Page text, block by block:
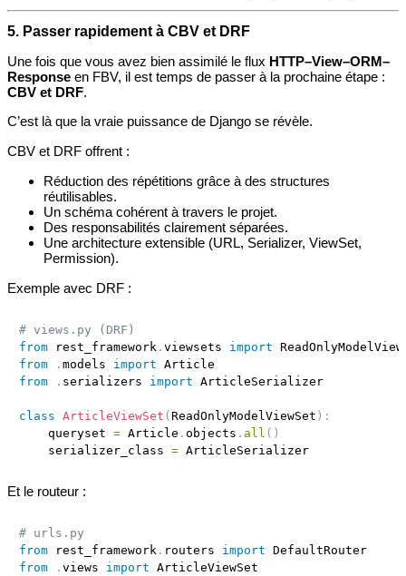
5. Passer rapidement à CBV et DRF
Une fois que vous avez bien assimilé le flux HTTP–View–ORM–
Response en FBV, il est temps de passer à la prochaine étape :
CBV et DRF.
C’est là que la vraie puissance de Django se révèle.
CBV et DRF offrent :
Réduction des répétitions grâce à des structures
réutilisables.
Un schéma cohérent à travers le projet.
Des responsabilités clairement séparées.
Une architecture extensible (URL, Serializer, ViewSet,
Permission).
Exemple avec DRF :
# views.py (DRF)
from rest_framework . viewsets import
from
. models import
from
. serializers import ArticleSerializer
class ArticleViewSet (ReadOnlyModelViewSet ) :
    queryset
= Article . objects . all ( )
    serializer_class
= ArticleSerializer
Et le routeur :
# urls.py
from rest_framework. routers import
DefaultRouter
from
. views import ArticleViewSet